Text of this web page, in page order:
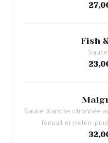
Fish
Sauce blanche citronnée
fenouil et melon,